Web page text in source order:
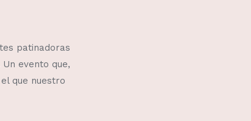
patinadoras
evento que,
que nuestro